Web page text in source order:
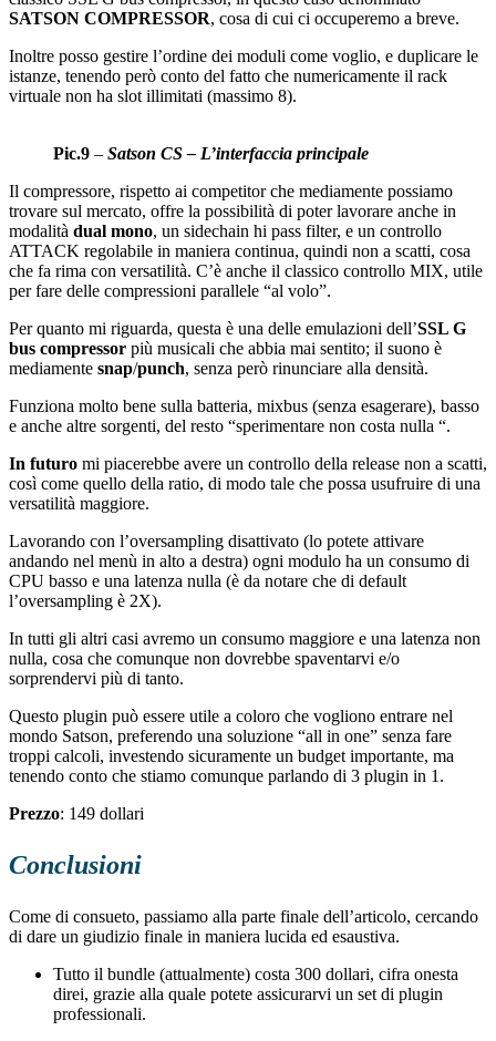
SATSON COMPRESSOR, cosa di cui ci occuperemo a breve.
Inoltre posso gestire l’ordine dei moduli come voglio, e duplicare le
istanze, tenendo però conto del fatto che numericamente il rack
virtuale non ha slot illimitati (massimo 8).
Pic.9 – Satson CS – L’interfaccia principale
Il compressore, rispetto ai competitor che mediamente possiamo
trovare sul mercato, offre la possibilità di poter lavorare anche in
modalità dual mono, un sidechain hi pass filter, e un controllo
ATTACK regolabile in maniera continua, quindi non a scatti, cosa
che fa rima con versatilità. C’è anche il classico controllo MIX, utile
per fare delle compressioni parallele “al volo”.
Per quanto mi riguarda, questa è una delle emulazioni dell’SSL G
bus compressor più musicali che abbia mai sentito; il suono è
mediamente snap/punch, senza però rinunciare alla densità.
Funziona molto bene sulla batteria, mixbus (senza esagerare), basso
e anche altre sorgenti, del resto “sperimentare non costa nulla “.
In futuro mi piacerebbe avere un controllo della release non a scatti,
così come quello della ratio, di modo tale che possa usufruire di una
versatilità maggiore.
Lavorando con l’oversampling disattivato (lo potete attivare
andando nel menù in alto a destra) ogni modulo ha un consumo di
CPU basso e una latenza nulla (è da notare che di default
l’oversampling è 2X).
In tutti gli altri casi avremo un consumo maggiore e una latenza non
nulla, cosa che comunque non dovrebbe spaventarvi e/o
sorprendervi più di tanto.
Questo plugin può essere utile a coloro che vogliono entrare nel
mondo Satson, preferendo una soluzione “all in one” senza fare
troppi calcoli, investendo sicuramente un budget importante, ma
tenendo conto che stiamo comunque parlando di 3 plugin in 1.
Prezzo: 149 dollari
Conclusioni
Come di consueto, passiamo alla parte finale dell’articolo, cercando
di dare un giudizio finale in maniera lucida ed esaustiva.
Tutto il bundle (attualmente) costa 300 dollari, cifra onesta
direi, grazie alla quale potete assicurarvi un set di plugin
professionali.